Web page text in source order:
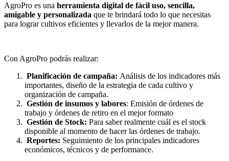
AgroPro es una herramienta digital de fácil uso, sencilla,
amigable y personalizada que te brindará todo lo que necesitas
para lograr cultivos eficientes y llevarlos de la mejor manera.
Con AgroPro podrás realizar:
Planificación de campaña: Análisis de los indicadores más
importantes, diseño de la estrategia de cada cultivo y
organización de campaña.
Gestión de insumos y labores: Emisión de órdenes de
trabajo y órdenes de retiro en el mejor formato
Gestión de Stock: Para saber realmente cuál es el stock
disponible al momento de hacer las órdenes de trabajo.
Reportes: Seguimiento de los principales indicadores
económicos, técnicos y de performance.